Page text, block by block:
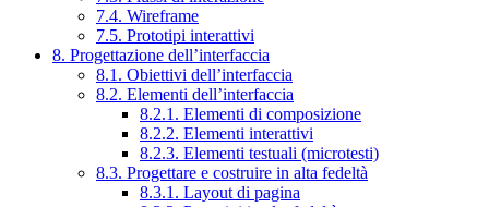
7.4. Wireframe
7.5. Prototipi interattivi
8. Progettazione dell’interfaccia
8.1. Obiettivi dell’interfaccia
8.2. Elementi dell’interfaccia
8.2.1. Elementi di composizione
8.2.2. Elementi interattivi
8.2.3. Elementi testuali (microtesti)
8.3. Progettare e costruire in alta fedeltà
8.3.1. Layout di pagina